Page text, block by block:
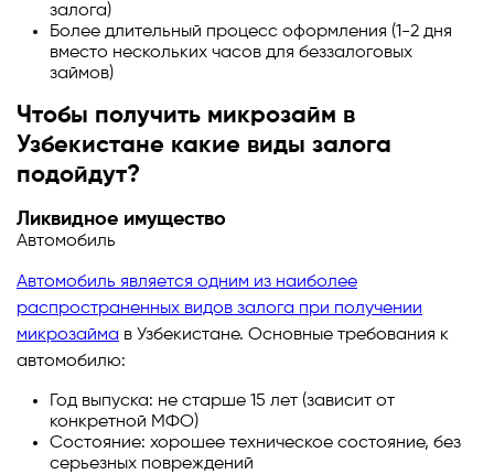
залога)
Более длительный процесс оформления (1-2 дня
вместо нескольких часов для беззалоговых
займов)
Чтобы получить микрозайм в
Узбекистане какие виды залога
подойдут?
Ликвидное имущество
Автомобиль
Автомобиль является одним из наиболее
распространенных видов залога при получении
микрозайма в Узбекистане. Основные требования к
автомобилю:
Год выпуска: не старше 15 лет (зависит от
конкретной МФО)
Состояние: хорошее техническое состояние, без
серьезных повреждений